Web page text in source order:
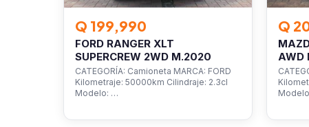
Q 199,990
FORD RANGER XLT
SUPERCREW 2WD M.2020
CATEGORÍA: Camioneta MARCA: FORD
Kilometraje: 50000km Cilindraje: 2.3cl
Modelo: …
Q
AWD